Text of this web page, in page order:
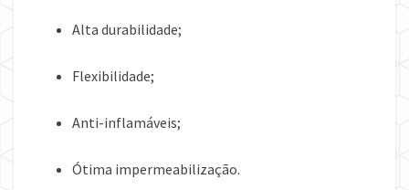
Alta durabilidade;
Flexibilidade;
Anti-inflamáveis;
Ótima impermeabilização.